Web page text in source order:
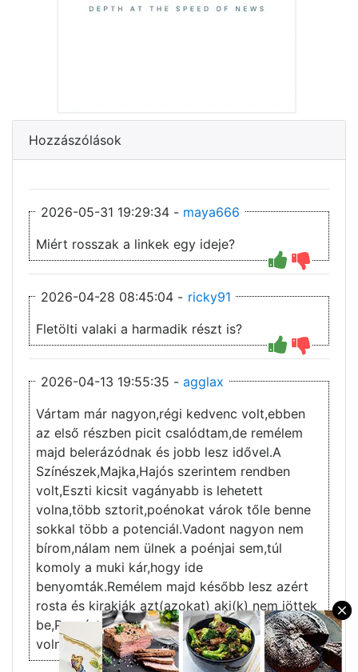
×
Hozzászólások
2026-05-31 19:29:34 - maya666
Miért rosszak a linkek egy ideje?
2026-04-28 08:45:04 - ricky91
Fletölti valaki a harmadik részt is?
2026-04-13 19:55:35 - agglax
3
Vártam már nagyon,régi kedvenc volt,ebben
az első részben picit csalódtam,de remélem
majd belerázódnak és jobb lesz idővel.A
Színészek,Majka,Hajós szerintem rendben
volt,Eszti kicsit vagányabb is lehetett
volna,több sztorit,poénokat várok tőle benne
sokkal több a potenciál.Vadont nagyon nem
bírom,nálam nem ülnek a poénjai sem,túl
komoly a muki kár,hogy ide
benyomták.Remélem majd később lesz azért
rosta és kirakják azt(azokat) aki(k) nem jöttek
be,Puzsért én pl beraktam volna,na ott lett
volna sztori a javából.